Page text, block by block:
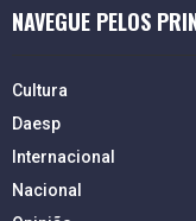
NAVEGUE PELOS
Cultura
Daesp
Internacional
Nacional